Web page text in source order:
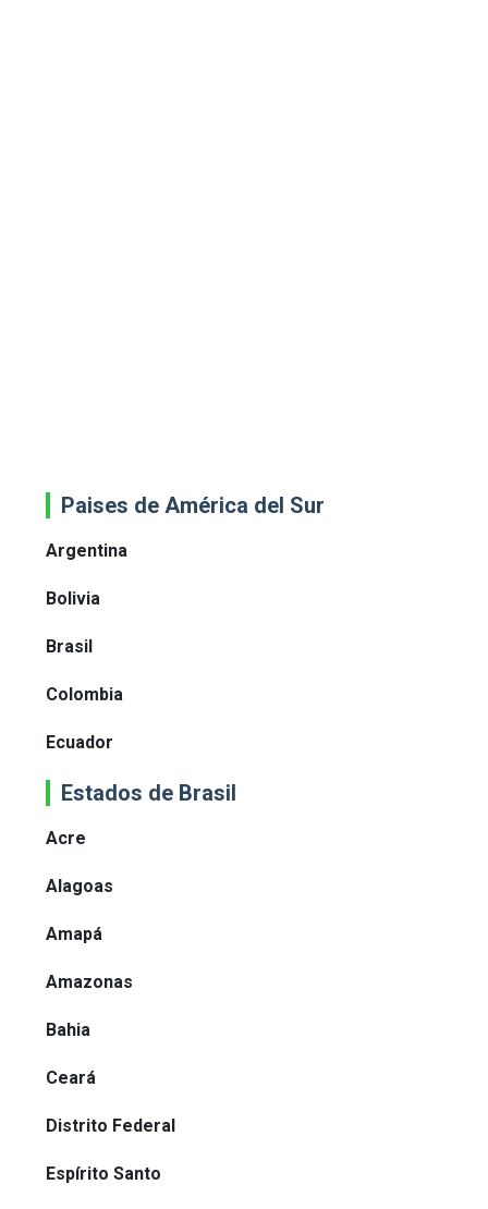
Paises de América del Sur
Argentina
Bolivia
Brasil
Colombia
Ecuador
Estados de Brasil
Acre
Alagoas
Amapá
Amazonas
Bahia
Ceará
Distrito Federal
Espírito Santo